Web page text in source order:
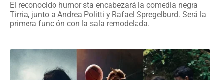
El reconocido humorista encabezará la comedia negra
Tirria, junto a Andrea Politti y Rafael Spregelburd. Será la
primera función con la sala remodelada.